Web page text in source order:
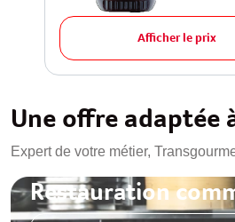
Afficher le prix
Une offre adaptée
Expert de votre métier,
Restauration